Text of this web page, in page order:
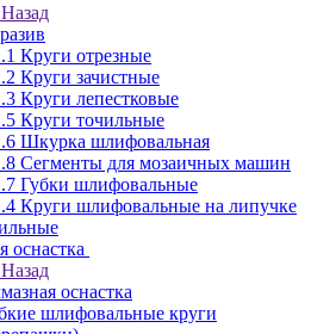
Назад
Круги отрезные
Круги зачистные
Круги лепестковые
Круги точильные
Шкурка шлифовальная
Сегменты для мозаичных машин
Губки шлифовальные
Круги шлифовальные на липучке
оснастка
Назад
оснастка
шлифовальные круги